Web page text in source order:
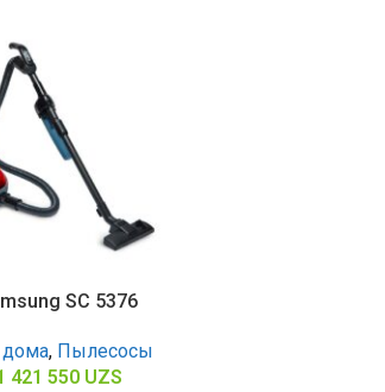
SC 5376
дома, Пылесосы
421 550 UZS